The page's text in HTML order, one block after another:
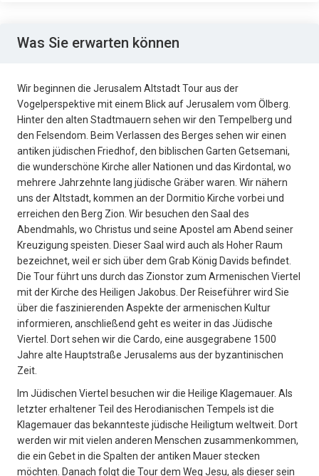
Was Sie erwarten können
Wir beginnen die Jerusalem Altstadt Tour aus der
Vogelperspektive mit einem Blick auf Jerusalem vom Ölberg.
Hinter den alten Stadtmauern sehen wir den Tempelberg und
den Felsendom. Beim Verlassen des Berges sehen wir einen
antiken jüdischen Friedhof, den biblischen Garten Getsemani,
die wunderschöne Kirche aller Nationen und das Kirdontal, wo
mehrere Jahrzehnte lang jüdische Gräber waren. Wir nähern
uns der Altstadt, kommen an der Dormitio Kirche vorbei und
erreichen den Berg Zion. Wir besuchen den Saal des
Abendmahls, wo Christus und seine Apostel am Abend seiner
Kreuzigung speisten. Dieser Saal wird auch als Hoher Raum
bezeichnet, weil er sich über dem Grab König Davids befindet.
Die Tour führt uns durch das Zionstor zum Armenischen Viertel
mit der Kirche des Heiligen Jakobus. Der Reiseführer wird Sie
über die faszinierenden Aspekte der armenischen Kultur
informieren, anschließend geht es weiter in das Jüdische
Viertel. Dort sehen wir die Cardo, eine ausgegrabene 1500
Jahre alte Hauptstraße Jerusalems aus der byzantinischen
Zeit.
Im Jüdischen Viertel besuchen wir die Heilige Klagemauer. Als
letzter erhaltener Teil des Herodianischen Tempels ist die
Klagemauer das bekannteste jüdische Heiligtum weltweit. Dort
werden wir mit vielen anderen Menschen zusammenkommen,
die ein Gebet in die Spalten der antiken Mauer stecken
möchten. Danach folgt die Tour dem Weg Jesu, als dieser sein